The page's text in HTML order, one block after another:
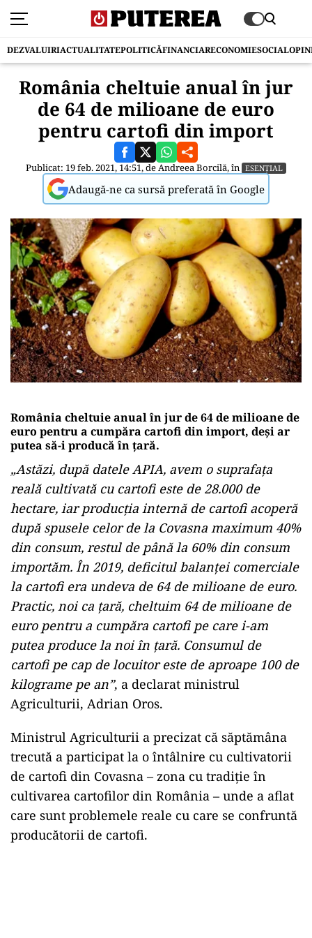
DEZVALUIRIACTUALITATEPOLITICĂFINANCIARECONOMIESOCIAL
România cheltuie anual în jur
de 64 de milioane de euro
pentru cartofi din import
Publicat: 19 feb. 2021, 14:51, deAndreea Borcilă, în ESENȚIAL
Adaugă-ne ca sursă preferată în Google
România cheltuie anual în jur de 64 de milioane de
euro pentru a cumpăra cartofi din import, deşi ar
putea să-i producă în ţară.
„Astăzi, după datele APIA, avem o suprafaţa
reală cultivată cu cartofi este de 28.000 de
hectare, iar producţia internă de cartofi acoperă
după spusele celor de la Covasna maximum 40%
din consum, restul de până la 60% din consum
importăm. În 2019, deficitul balanţei comerciale
la cartofi era undeva de 64 de milioane de euro.
Practic, noi ca ţară, cheltuim 64 de milioane de
euro pentru a cumpăra cartofi pe care i-am
putea produce la noi în ţară. Consumul de
cartofi pe cap de locuitor este de aproape 100 de
kilograme pe an”, a declarat ministrul
Agriculturii, Adrian Oros.
Ministrul Agriculturii a precizat că săptămâna
trecută a participat la o întâlnire cu cultivatorii
de cartofi din Covasna – zona cu tradiţie în
cultivarea cartofilor din România – unde a aflat
care sunt problemele reale cu care se confruntă
producătorii de cartofi.